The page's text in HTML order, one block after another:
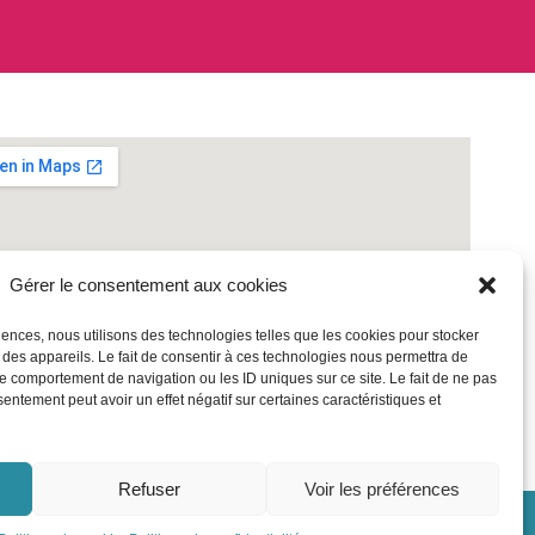
Gérer le consentement aux cookies
nous utilisons des technologies telles que les cookies pour stocker
appareils. Le fait de consentir à ces technologies nous permettra de
comportement de navigation ou les ID uniques sur ce site. Le fait de ne pas
peut avoir un effet négatif sur certaines caractéristiques et
Refuser Voir les préférences